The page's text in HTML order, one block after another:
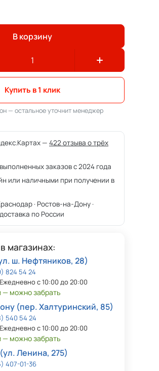
В корзину
Купить в 1 клик
— остальное уточнит менеджер
— 422 отзыва о трёх
заказов с 2024 года
или наличными при получении в
· Ростов-на-Дону ·
по России
магазинах:
ш. Нефтяников, 28)
824 54 24
с 10:00 до 20:00
— можно забрать
(пер. Халтуринский, 85)
540 54 24
с 10:00 до 20:00
— можно забрать
Ленина, 275)
407-01-36